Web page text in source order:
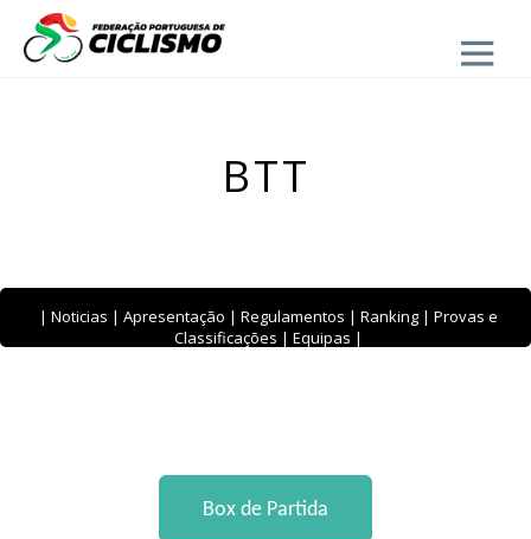
Close
BTT
| Noticias | Apresentação | Regulamentos | Ranking | Provas e
Classificações | Equipas |